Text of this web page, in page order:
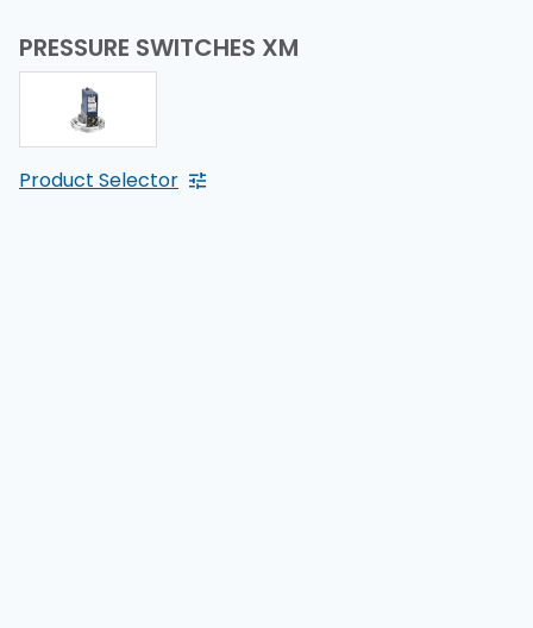
PRESSURE SWITCHES XM
Product Selector